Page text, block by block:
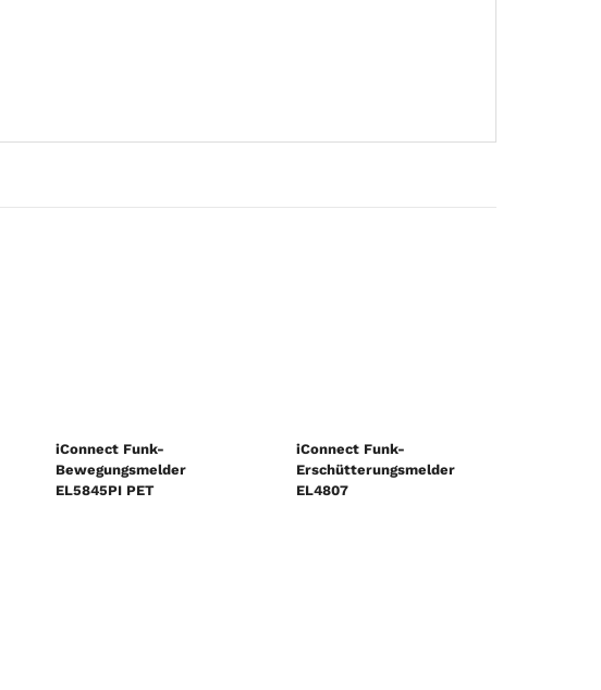
iConnect Funk-
Bewegungsmelder
EL5845PI PET
iConnect Funk-
Erschütterungsmelder
EL4807